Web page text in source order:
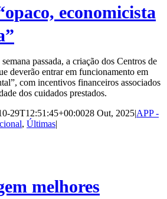
economicista
passada, a criação dos Centros de
deverão entrar em funcionamento em
com incentivos financeiros associados
dos cuidados prestados.
29T12:51:45+00:0028 Out, 2025|APP -
, Últimas|
melhores